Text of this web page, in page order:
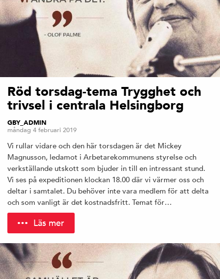
Röd torsdag-tema Trygghet och
trivsel i centrala Helsingborg
GBY_ADMIN
måndag 4 februari 2019
Vi rullar vidare och den här torsdagen är det Mickey
Magnusson, ledamot i Arbetarekommunens styrelse och
verkställande utskott som bjuder in till en intressant stund.
Vi ses på expeditionen klockan 18.00 där vi värmer oss och
deltar i samtalet. Du behöver inte vara medlem för att delta
och som vanligt är det kostnadsfritt. Temat för…
Läs mer